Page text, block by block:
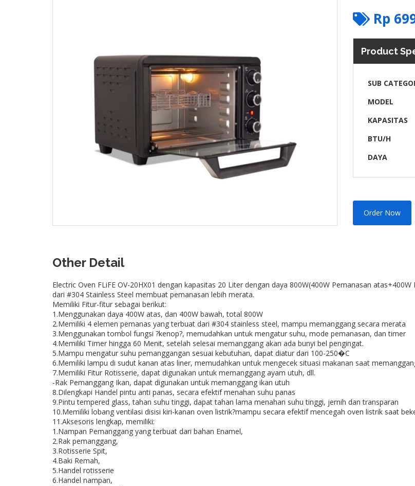
Rp
Product
SUB
MODEL
KAPASITAS
BTU/H
DAYA
Order Now
Other Detail
Electric Oven FLiFE OV-20HX01 dengan kapasitas 20 Liter dengan daya 800W(400W Pemanasan
dari #304 Stainless Steel membuat pemanasan lebih merata.
Memiliki Fitur-fitur sebagai berikut:
1.Menggunakan daya 400W atas, dan 400W bawah, total 800W
2.Memiliki 4 elemen pemanas yang terbuat dari #304 stainless steel, mampu memanggang secara merata
3.Menggunakan tombol fungsi ?kenop?, memudahkan untuk mengatur suhu, mode pemanasan, dan timer
4.Memiliki Timer hingga 60 Menit, setelah selesai memanggang akan ada bunyi bel pengingat.
5.Mampu mengatur suhu pemanggangan sesuai kebutuhan, dapat diatur dari 100-250�C
6.Memiliki lampu di sudut kanan atas liner, memudahkan untuk mengecek situasi makanan saat
7.Memiliki Fitur Rotisserie, dapat digunakan untuk memanggang ayam utuh, dll.
-Rak Pemanggang Ikan, dapat digunakan untuk memanggang ikan utuh
8.Dilengkapi Handel pintu anti panas, secara efektif menahan suhu panas
9.Pintu tempered glass, tahan suhu tinggi, dapat tahan lama menahan suhu tinggi, jernih dan transparan
10.Memiliki lobang ventilasi disisi kiri-kanan oven listrik?mampu secara efektif mencegah oven listrik saat
11.Aksesoris lengkap, memiliki:
1.Nampan Pemanggang yang terbuat dari bahan Enamel,
2.Rak pemanggang,
3.Rotisserie Spit,
4.Baki Remah,
5.Handel rotisserie
6.Handel nampan,